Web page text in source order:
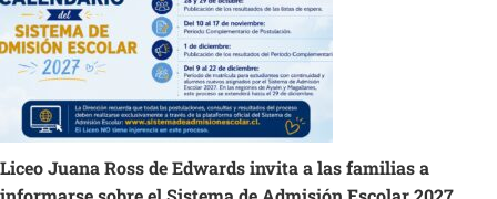
Liceo Juana Ross de Edwards invita a las familias a